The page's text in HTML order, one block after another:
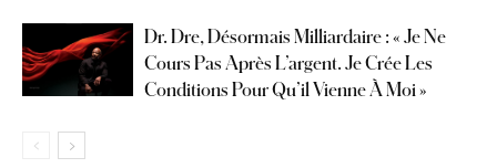
Dr. Dre, Désormais Milliardaire : « Je Ne
Cours Pas Après L’argent. Je Crée Les
Conditions Pour Qu’il Vienne À Moi »